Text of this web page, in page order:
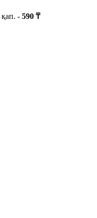
қап. - 590 ₸